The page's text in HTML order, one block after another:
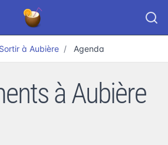
Sortir à Aubière Agenda
à Aubière